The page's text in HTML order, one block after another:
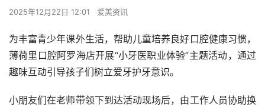
2025年12月22日 12:01 爱美资讯
为丰富青少年课外生活，帮助儿童培养良好口腔健康习惯，
薄荷里口腔阿罗海店开展“小牙医职业体验”主题活动，通过
趣味互动引导孩子们树立爱牙护牙意识。
小朋友们在老师带领下到达活动现场后，由工作人员协助换